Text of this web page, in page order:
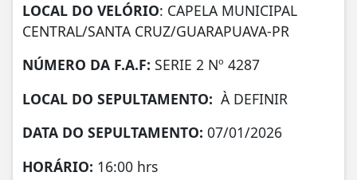
LOCAL DO VELÓRIO: CAPELA MUNICIPAL
CENTRAL/SANTA CRUZ/GUARAPUAVA-PR
NÚMERO DA F.A.F: SERIE 2 Nº 4287
LOCAL DO SEPULTAMENTO: À DEFINIR
DATA DO SEPULTAMENTO: 07/01/2026
HORÁRIO: 16:00 hrs